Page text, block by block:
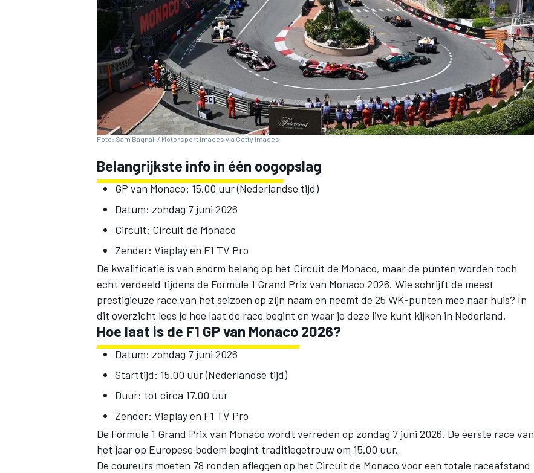
WEC DTM
Foto: Sam Bagnall / Motorsport Images via Getty Images
Belangrijkste info in één oogopslag
GP van Monaco: 15.00 uur (Nederlandse tijd)
Datum: zondag 7 juni 2026
Circuit: Circuit de Monaco
Zender: Viaplay en F1 TV Pro
De kwalificatie is van enorm belang op het Circuit de Monaco, maar de punten worden toch
echt verdeeld tijdens de Formule 1 Grand Prix van Monaco 2026. Wie schrijft de meest
prestigieuze race van het seizoen op zijn naam en neemt de 25 WK-punten mee naar huis? In
dit overzicht lees je hoe laat de race begint en waar je deze live kunt kijken in Nederland.
Hoe laat is de F1 GP van Monaco 2026?
Datum: zondag 7 juni 2026
Starttijd: 15.00 uur (Nederlandse tijd)
Duur: tot circa 17.00 uur
Zender: Viaplay en F1 TV Pro
De Formule 1 Grand Prix van Monaco wordt verreden op zondag 7 juni 2026. De eerste race van
het jaar op Europese bodem begint traditiegetrouw om 15.00 uur.
De coureurs moeten 78 ronden afleggen op het Circuit de Monaco voor een totale raceafstand